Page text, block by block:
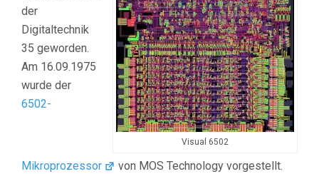
Visual 6502
der
Digitaltechnik
35 geworden.
Am 16.09.1975
wurde der
6502-
Mikroprozessor von MOS Technology vorgestellt.